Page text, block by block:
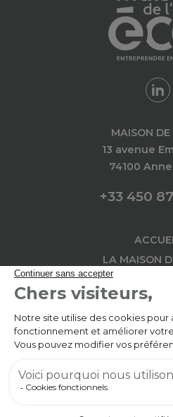
MAISON
13 avenue
74100
+33 450
LA MAISON
Copyright © 2026 Maison